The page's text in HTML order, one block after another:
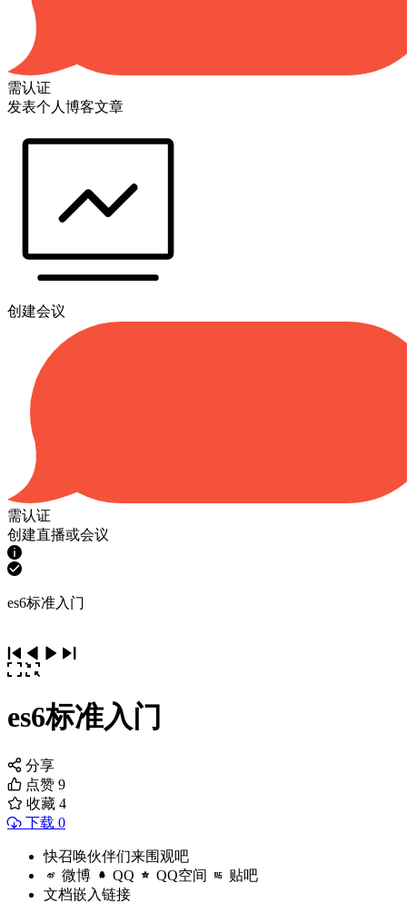
需认证
发表个人博客文章
创建会议
需认证
创建直播或会议
es6标准入门
es6标准入门
分享
点赞 9
收藏 4
下载 0
快召唤伙伴们来围观吧
微博 QQ QQ空间 贴吧
文档嵌入链接